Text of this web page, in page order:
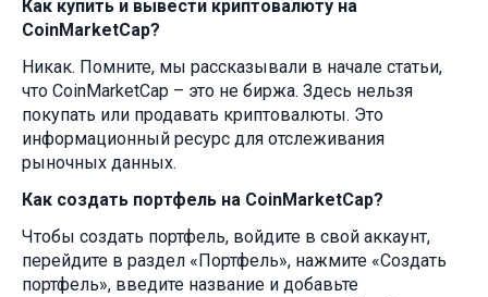
Как купить и вывести криптовалюту на
CoinMarketCap?
Никак. Помните, мы рассказывали в начале статьи,
что CoinMarketCap – это не биржа. Здесь нельзя
покупать или продавать криптовалюты. Это
информационный ресурс для отслеживания
рыночных данных.
Как создать портфель на CoinMarketCap?
Чтобы создать портфель, войдите в свой аккаунт,
перейдите в раздел «Портфель», нажмите «Создать
портфель», введите название и добавьте